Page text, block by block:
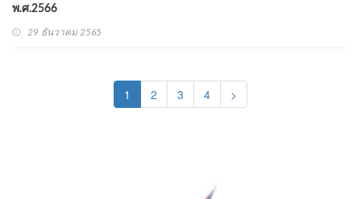
พ.ศ.2566
29 ธันวาคม 2565
1 (current)
2 3 4 >